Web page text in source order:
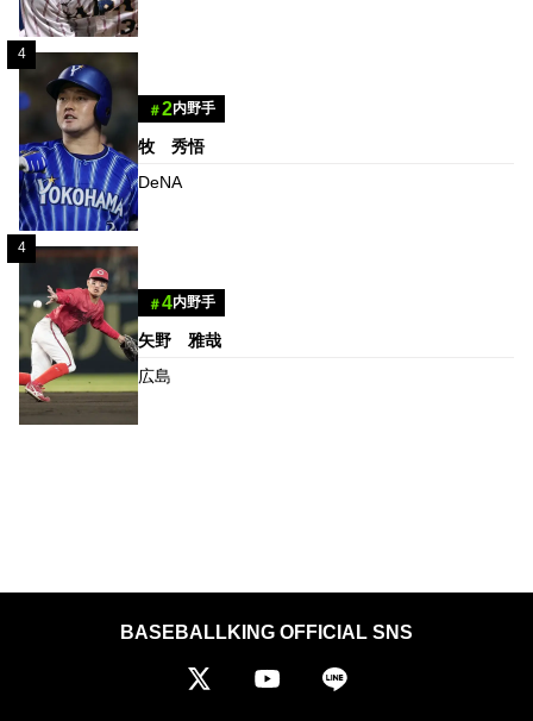
4
＃2内野手
牧 秀悟
DeNA
4
＃4内野手
矢野 雅哉
広島
BASEBALLKING OFFICIAL SNS